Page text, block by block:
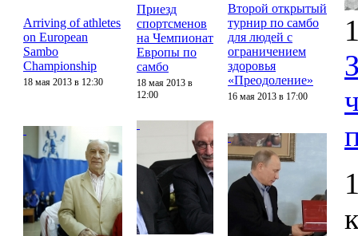
Arriving of athletes
on European
Sambo
Championship
18 мая 2013 в 12:30
Приезд
спортсменов
на Чемпионат
Европы по
самбо
18 мая 2013 в
12:00
Второй открытый
турнир по самбо
для людей с
ограничением
здоровья
«Преодоление»
16 мая 2013 в 17:00